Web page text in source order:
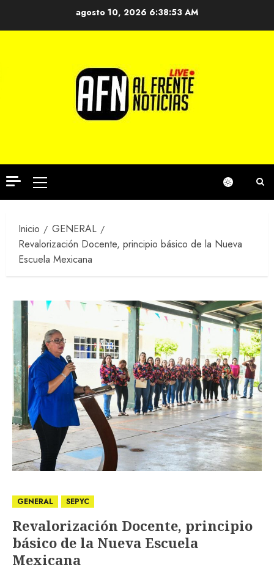
agosto 10, 2026 6:38:53 AM
Menú
principal
Inicio
GENERAL
Revalorización Docente, principio básico de la Nueva
Escuela Mexicana
GENERAL SEPYC
Revalorización Docente, principio
básico de la Nueva Escuela
Mexicana